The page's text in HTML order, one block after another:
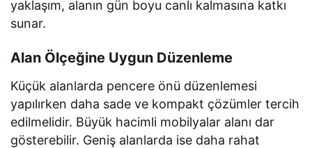
yaklaşım, alanın gün boyu canlı kalmasına katkı
sunar.
Alan Ölçeğine Uygun Düzenleme
Küçük alanlarda pencere önü düzenlemesi
yapılırken daha sade ve kompakt çözümler tercih
edilmelidir. Büyük hacimli mobilyalar alanı dar
gösterebilir. Geniş alanlarda ise daha rahat